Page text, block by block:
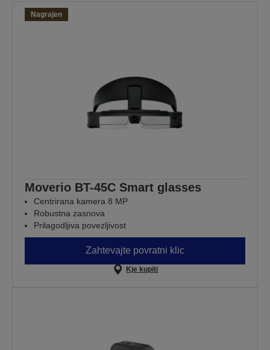
Nagrajen
Moverio BT-45C Smart glasses
Centrirana kamera 8 MP
Robustna zasnova
Prilagodljiva povezljivost
Zahtevajte povratni klic
Kje kupiti